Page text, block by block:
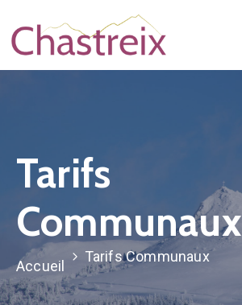
Vie
Village
À
Chastreix
A
Voir/A
Tarifs
Communaux
Accueil
Tarifs Communaux